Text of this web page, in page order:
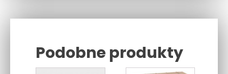
Podobne produkty